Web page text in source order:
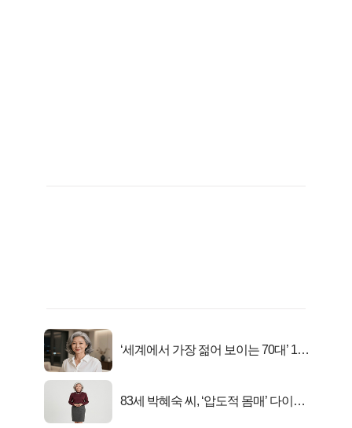
‘세계에서 가장 젊어 보이는 70대’ 1위
83세 박혜숙 씨, ‘압도적 몸매’ 다이어